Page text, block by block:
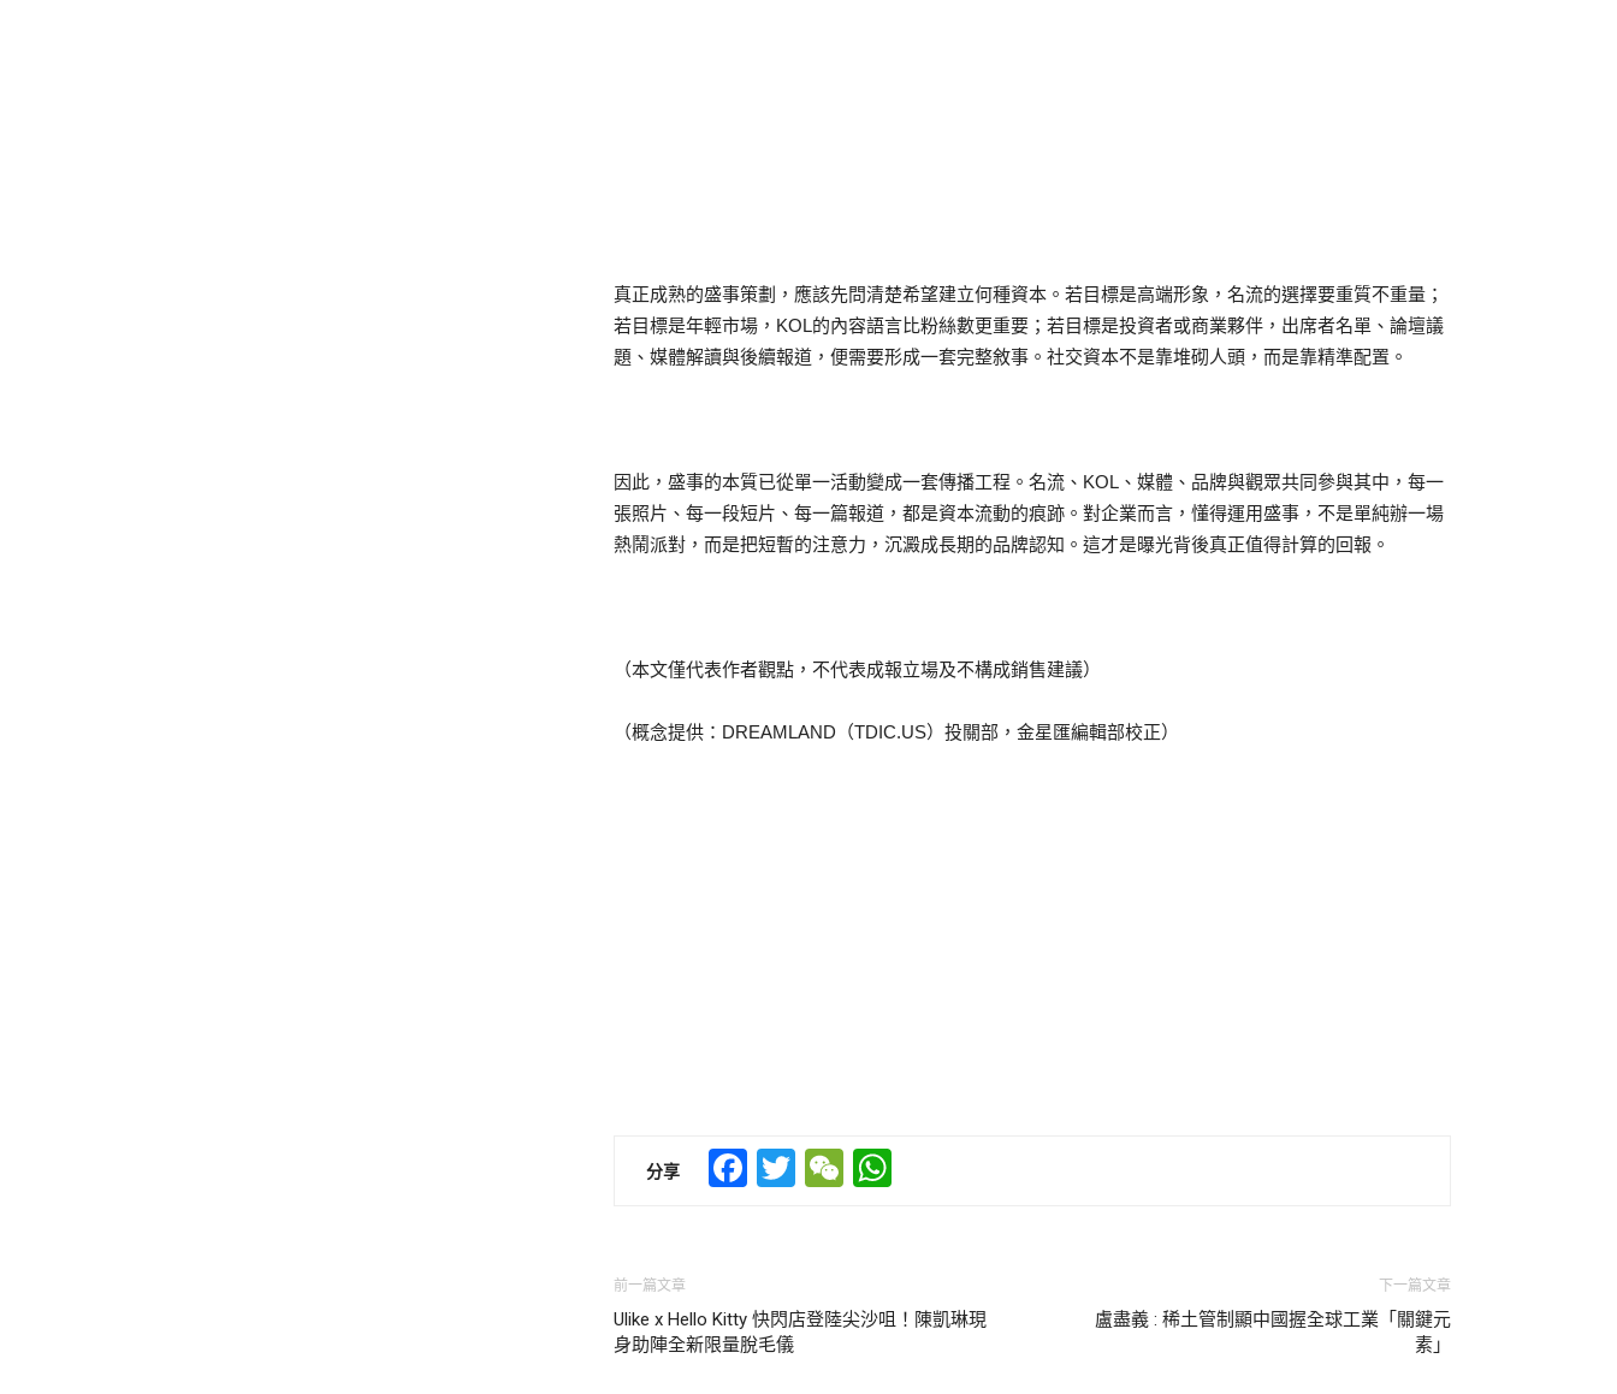
真正成熟的盛事策劃，應該先問清楚希望建立何種資本。若目標是高端形象，名流的選擇要重質不重量；
若目標是年輕市場，KOL的內容語言比粉絲數更重要；若目標是投資者或商業夥伴，出席者名單、論壇議
題、媒體解讀與後續報道，便需要形成一套完整敘事。社交資本不是靠堆砌人頭，而是靠精準配置。
因此，盛事的本質已從單一活動變成一套傳播工程。名流、KOL、媒體、品牌與觀眾共同參與其中，每一
張照片、每一段短片、每一篇報道，都是資本流動的痕跡。對企業而言，懂得運用盛事，不是單純辦一場
熱鬧派對，而是把短暫的注意力，沉澱成長期的品牌認知。這才是曝光背後真正值得計算的回報。
（本文僅代表作者觀點，不代表成報立場及不構成銷售建議）
（概念提供：DREAMLAND（TDIC.US）投關部，金星匯編輯部校正）
分享 Facebook
TwitterWeChat
前一篇文章
Ulike x Hello Kitty 快閃店登陸尖沙咀！陳凱琳現
身助陣全新限量脫毛儀
下一篇文章
盧盡義 : 稀土管制顯中國握全球工業「關鍵元
素」